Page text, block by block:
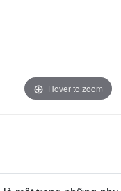
Hover to zoom